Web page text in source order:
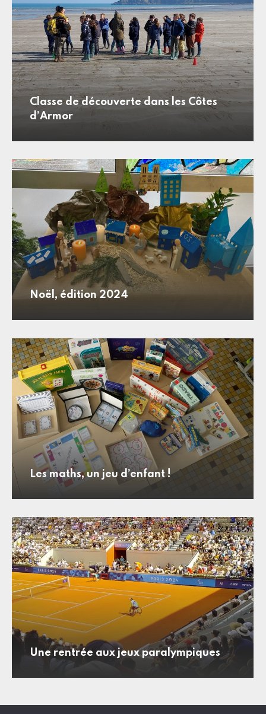
Classe de découverte dans les Côtes
d’Armor
Noël, édition 2024
Les maths, un jeu d’enfant !
Une rentrée aux jeux paralympiques